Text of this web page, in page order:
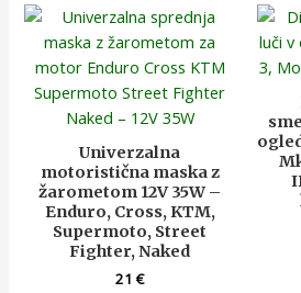
Univerzalna
motoristična maska z
žarometom 12V 35W –
Enduro, Cross, KTM,
Supermoto, Street
Fighter, Naked
21€